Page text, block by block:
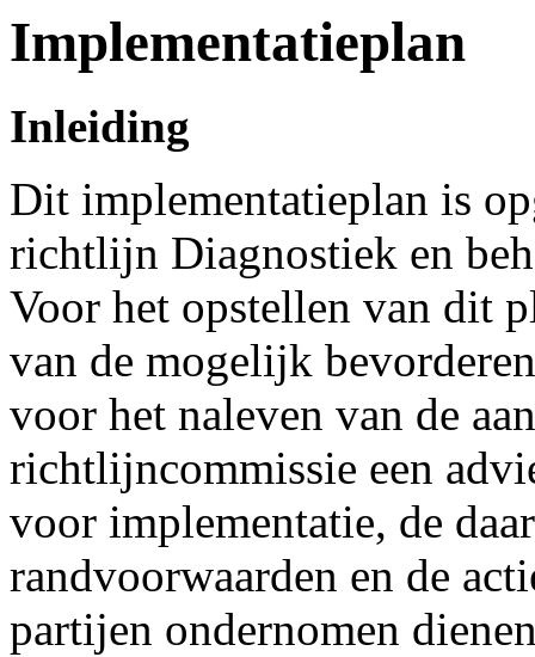
Implementatieplan
Inleiding
Dit implementatieplan is
richtlijn Diagnostiek en
Voor het opstellen van dit
van de mogelijk
voor het naleven van de
richtlijncommissie een
voor implementatie, de
randvoorwaarden en de
partijen ondernomen